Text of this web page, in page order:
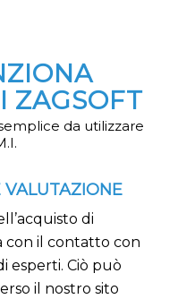
ZAGSOFT
da utilizzare
VALUTAZIONE
di
con il contatto con
esperti. Ciò può
il nostro sito